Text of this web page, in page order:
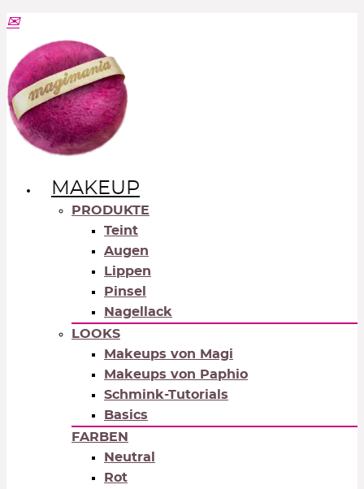
MAKEUP
PRODUKTE
Teint
Augen
Lippen
Pinsel
Nagellack
LOOKS
Makeups von Magi
Makeups von Paphio
Schmink-Tutorials
Basics
FARBEN
Neutral
Rot